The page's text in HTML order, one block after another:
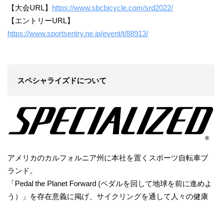
【大会URL】 https://www.sbcbicycle.com/srd2022/
【エントリーURL】
https://www.sportsentry.ne.jp/event/t/88913/
スペシャライズドについて
アメリカのカルフォルニア州に本社を置くスポーツ自転車ブ
ランド。
「Pedal the Planet Forward (ペダルを回して地球を前に進めよ
う）」を存在意義に掲げ、サイクリングを通して人々の健康